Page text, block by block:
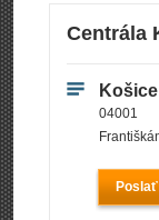
Centrála
04001